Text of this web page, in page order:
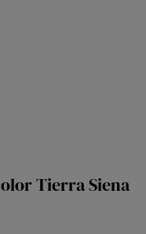
Tierra Siena